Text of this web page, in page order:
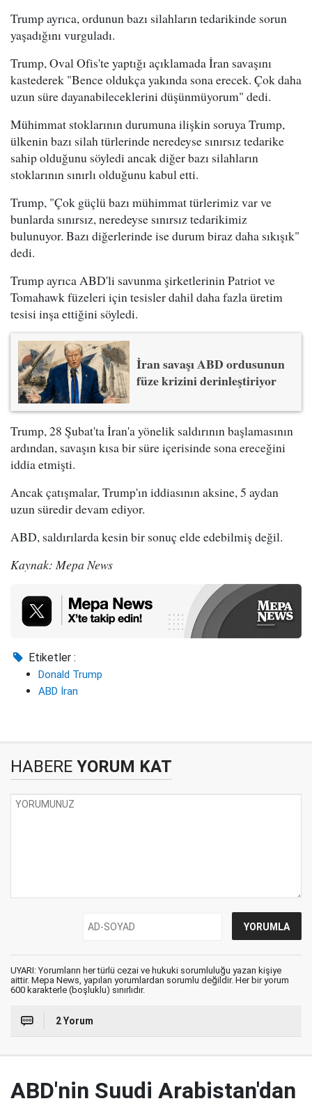
Trump ayrıca, ordunun bazı silahların tedarikinde sorun
yaşadığını vurguladı.
Trump, Oval Ofis'te yaptığı açıklamada İran savaşını
kastederek "Bence oldukça yakında sona erecek. Çok daha
uzun süre dayanabileceklerini düşünmüyorum" dedi.
Mühimmat stoklarının durumuna ilişkin soruya Trump,
ülkenin bazı silah türlerinde neredeyse sınırsız tedarike
sahip olduğunu söyledi ancak diğer bazı silahların
stoklarının sınırlı olduğunu kabul etti.
Trump, "Çok güçlü bazı mühimmat türlerimiz var ve
bunlarda sınırsız, neredeyse sınırsız tedarikimiz
bulunuyor. Bazı diğerlerinde ise durum biraz daha sıkışık"
dedi.
Trump ayrıca ABD'li savunma şirketlerinin Patriot ve
Tomahawk füzeleri için tesisler dahil daha fazla üretim
tesisi inşa ettiğini söyledi.
İran savaşı ABD ordusunun
füze krizini derinleştiriyor
Trump, 28 Şubat'ta İran'a yönelik saldırının başlamasının
ardından, savaşın kısa bir süre içerisinde sona ereceğini
iddia etmişti.
Ancak çatışmalar, Trump'ın iddiasının aksine, 5 aydan
uzun süredir devam ediyor.
ABD, saldırılarda kesin bir sonuç elde edebilmiş değil.
Kaynak: Mepa News
Etiketler :
Donald Trump
ABD İran
HABERE YORUM KAT
UYARI: Yorumların her türlü cezai ve hukuki sorumluluğu yazan kişiye
aittir. Mepa News, yapılan yorumlardan sorumlu değildir. Her bir yorum
600 karakterle (boşluklu) sınırlıdır.
2 Yorum
ABD'nin Suudi Arabistan'dan